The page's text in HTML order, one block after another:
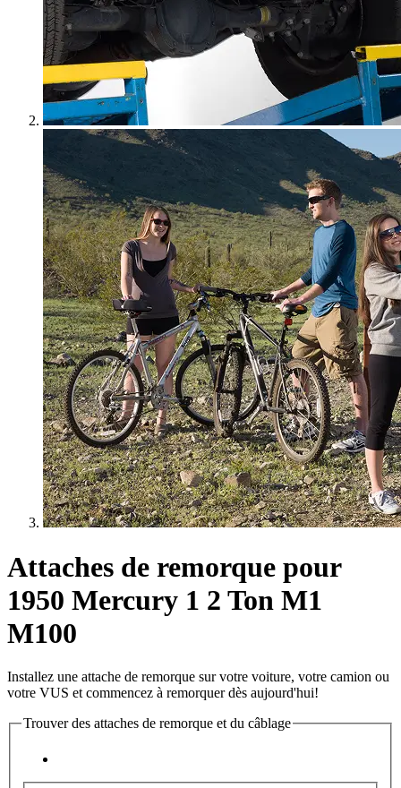
Attaches de remorque pour
1950 Mercury 1 2 Ton M1
M100
Installez une attache de remorque sur votre voiture, votre camion ou
votre VUS et commencez à remorquer dès aujourd'hui!
Trouver des attaches de remorque et du câblage